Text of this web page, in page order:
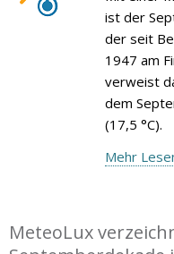
ist der
der seit
1947 am
verweist
dem
(17,5 °C).
Mehr
MeteoLux